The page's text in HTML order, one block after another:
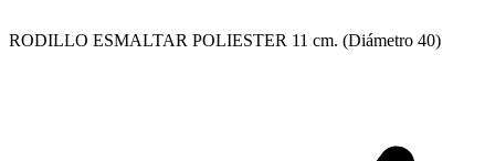
RODILLO ESMALTAR POLIESTER 11 cm. (Diámetro 40)